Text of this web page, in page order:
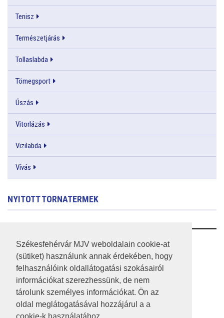
Székesfehérvár MJV weboldalain cookie-at
(sütiket) használunk annak érdekében, hogy
felhasználóink oldallátogatási szokásairól
információkat szerezhessünk, de nem
tárolunk személyes információkat. Ön az
oldal meglátogatásával hozzájárul a a
Tenisz
Természetjárás
Tollaslabda
Tömegsport
Úszás
Vitorlázás
Vizilabda
Vívás
NYITOTT TORNATERMEK
RSS
A HONLAP 2017.03.31-I ÁLLAPOTA
JOGI NYILATKOZAT
IMPRESSZUM